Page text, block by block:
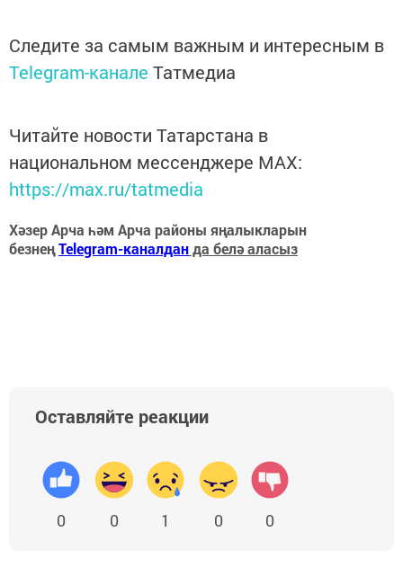
Следите за самым важным и интересным в
Telegram-канале Татмедиа
Читайте новости Татарстана в
национальном мессенджере MАХ:
https://max.ru/tatmedia
Хәзер Арча һәм Арча районы яңалыкларын
безнеңTelegram-каналданда белә аласыз
Оставляйте реакции
0 0 1 0 0